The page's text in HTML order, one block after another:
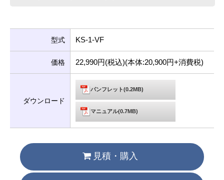
型式 KS-1-VF
価格 22,990円(税込)(本体:20,900円+消費税)
ダウンロード
パンフレット(0.2MB)
マニュアル(0.7MB)
見積・購入